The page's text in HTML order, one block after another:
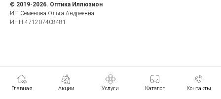
Главная Акции Услуги Каталог Контакты
© 2019-2026. Оптика Иллюзион
ИП Семенова Ольга Андреевна
ИНН 471207408481